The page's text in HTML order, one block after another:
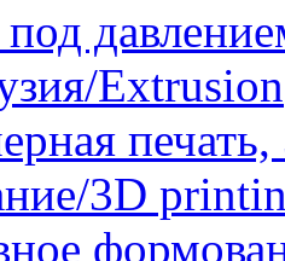
Extrusion
3D